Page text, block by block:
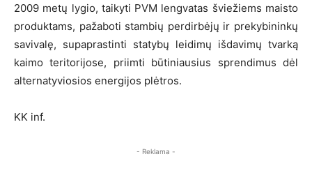
2009 metų lygio, taikyti PVM lengvatas šviežiems maisto
produktams, pažaboti stambių perdirbėjų ir prekybininkų
savivalę, supaprastinti statybų leidimų išdavimų tvarką
kaimo teritorijose, priimti būtiniausius sprendimus dėl
alternatyviosios energijos plėtros.
KK inf.
- Reklama -